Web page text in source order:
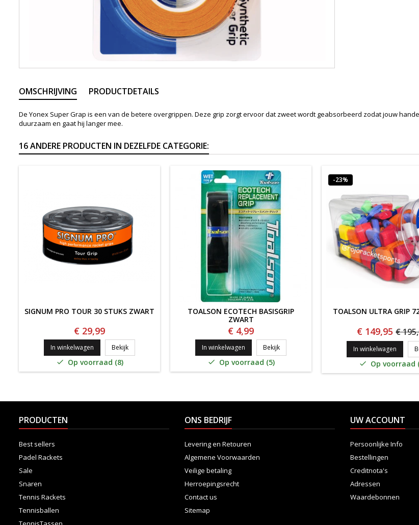
OMSCHRIJVING PRODUCTDETAILS
De Yonex Super Grap is een van de betere overgrippen. Deze grip zorgt ervoor dat zweet wordt geabsorbeerd zodat jouw
duurzaam en gaat hij langer mee.
16 ANDERE PRODUCTEN IN DEZELFDE CATEGORIE:
SIGNUM PRO TOUR 30 STUKS ZWART
€ 29,99
In winkelwagen BekijkSIGNUM PRO TOUR 30 STUKS ZWART
 Op voorraad (8)
TOALSON ECOTECH BASISGRIP
ZWART
€ 4,99
In winkelwagen BekijkTOALSON ECOTECH BASISGRIP ZWART
 Op voorraad (5)
-23%
TOALSON ULTRA GRIP
€ 149,95 €
In winkelwagen
 Op voorraad
PRODUCTEN
Best sellers
Padel Rackets
Sale
Snaren
Tennis Rackets
Tennisballen
ONS BEDRIJF
Levering en Retouren
Algemene Voorwaarden
Veilige betaling
Herroepingsrecht
Contact us
Sitemap
UW ACCOUNT
Persoonlijke Info
Bestellingen
Creditnota's
Adressen
Waardebonnen